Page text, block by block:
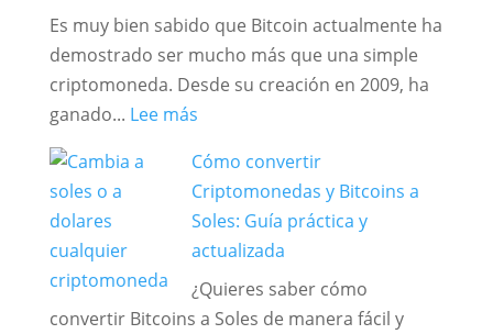
Mejor
Tipo
de
PayPal
a
Bitcoin
Guía
Es muy bien sabido que Bitcoin actualmente ha
demostrado ser mucho más que una simple
criptomoneda. Desde su creación en 2009, ha
ganado... Lee más:
cambiar
Bitcoin
y
USDT
en
Lima
Cómo convertir
Criptomonedas y Bitcoins a
Soles: Guía práctica y
actualizada
¿Quieres saber cómo
convertir Bitcoins a Soles de manera fácil y